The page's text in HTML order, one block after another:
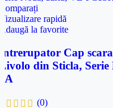
rapidă
la favorite
Cap
din Sticla,
(0)